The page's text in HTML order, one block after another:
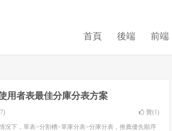
首頁 後端 前端
用者表最佳分庫分表方案
贊(1)
況下，單表>分割槽>單庫分表>分庫分表，推薦優先順序